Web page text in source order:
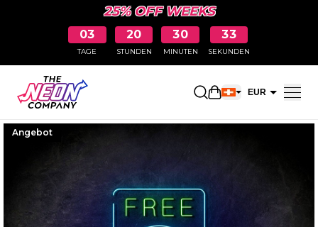
25% OFF WEEKS
03
TAGE
20
STUNDEN
30
MINUTEN
32
SEKUNDEN
Einkaufswagen
EUR
Angebot